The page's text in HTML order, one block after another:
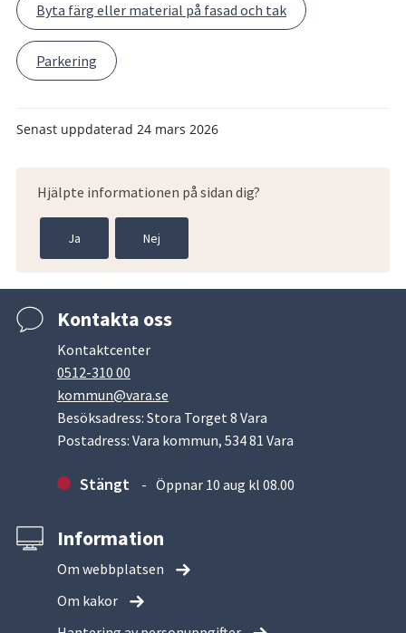
Byta färg eller material på fasad och tak
Parkering
Senast uppdaterad 24 mars 2026
Hjälpte informationen på sidan dig?
Ja Nej
Kontakta oss
Kontaktcenter
0512-310 00
kommun@vara.se
Besöksadress: Stora Torget 8 Vara
Postadress: Vara kommun, 534 81 Vara
Stängt Öppnar 10 aug kl 08.00
Information
Om webbplatsen
Om kakor